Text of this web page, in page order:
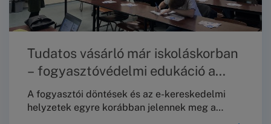
Tudatos vásárló már iskoláskorban
– fogyasztóvédelmi edukáció a
Toldyban
A fogyasztói döntések és az e-kereskedelmi
helyzetek egyre korábban jelennek meg a